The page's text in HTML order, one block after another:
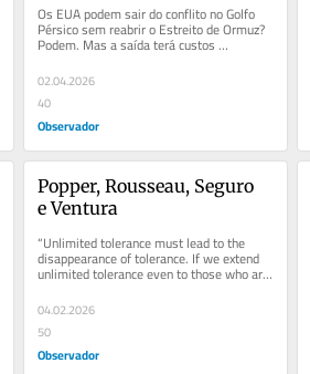
Os EUA podem sair do conflito no Golfo
Pérsico sem reabrir o Estreito de Ormuz?
Podem. Mas a saída terá custos
02.04.2026
40
Observador
Popper, Rousseau, Seguro
e Ventura
“Unlimited tolerance must lead to the
disappearance of tolerance. If we extend
unlimited tolerance even to those who are
04.02.2026
50
Observador